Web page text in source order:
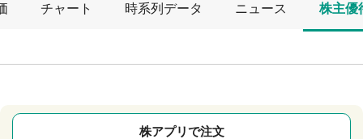
チャート 時系列データ ニュース 株主優
株アプリで注文